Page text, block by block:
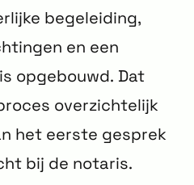
begeleiding,
en een
opgebouwd. Dat
overzichtelijk
het eerste gesprek
bij de notaris.